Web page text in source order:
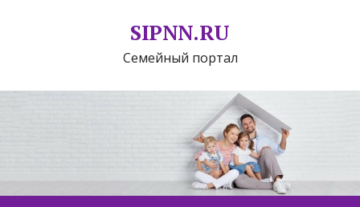
SIPNN.RU
Семейный портал